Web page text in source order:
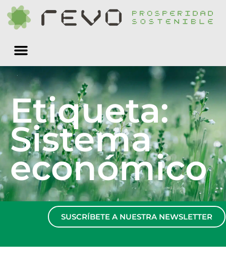
Etiqueta:
Sistema
económico
SUSCRÍBETE A NUESTRA NEWSLETTER